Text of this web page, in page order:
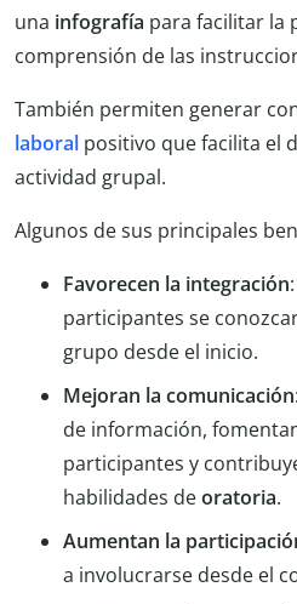
una infografía para facilitar la
comprensión de las
También permiten generar
laboral positivo que facilita el
actividad grupal.
Algunos de sus principales
Favorecen la integración
participantes se
grupo desde el inicio.
Mejoran la comunicación
de información,
participantes y
habilidades deoratoria.
Aumentan la
a involucrarse desde el